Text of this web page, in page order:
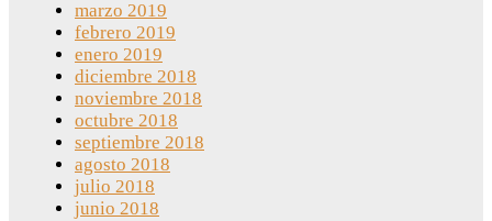
marzo 2019
febrero 2019
enero 2019
diciembre 2018
noviembre 2018
octubre 2018
septiembre 2018
agosto 2018
julio 2018
junio 2018